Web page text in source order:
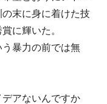
末に身に着けた技
に輝いた。
暴力の前では無
アないんですか